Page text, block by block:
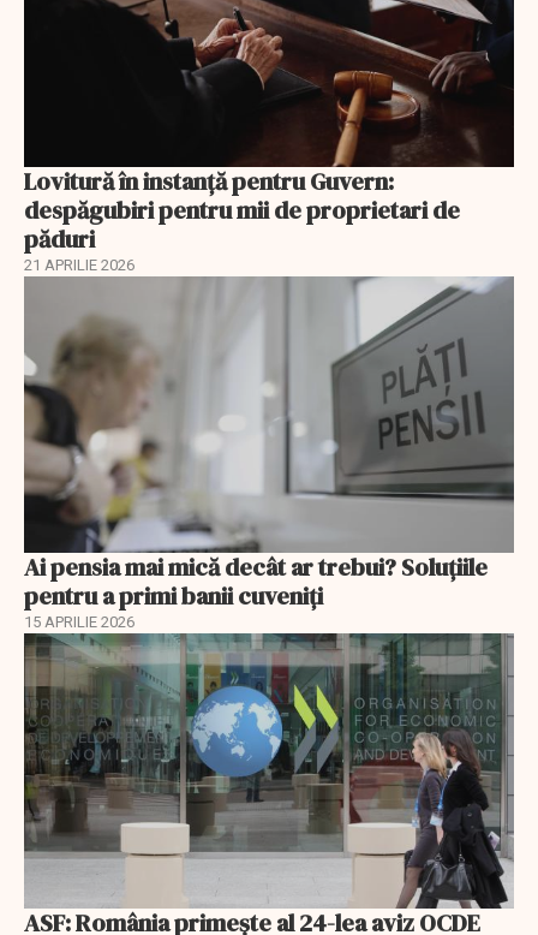
Lovitură în instanță pentru Guvern:
despăgubiri pentru mii de proprietari de
păduri
21 APRILIE 2026
Ai pensia mai mică decât ar trebui? Soluţiile
pentru a primi banii cuveniţi
15 APRILIE 2026
ASF: România primește al 24-lea aviz OCDE